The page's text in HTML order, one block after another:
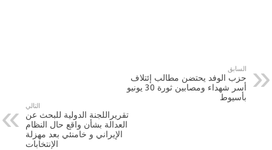
السابق
حزب الوفد يحتضن مطالب إئتلاف
أسر شهداء ومصابين ثورة 30 يونيو
بأسيوط
التالي
تقريراللجنة الدولية للبحث عن
العدالة بشأن واقع حال النظام
الإيراني و خامنئي بعد مهزلة
الإنتخابات